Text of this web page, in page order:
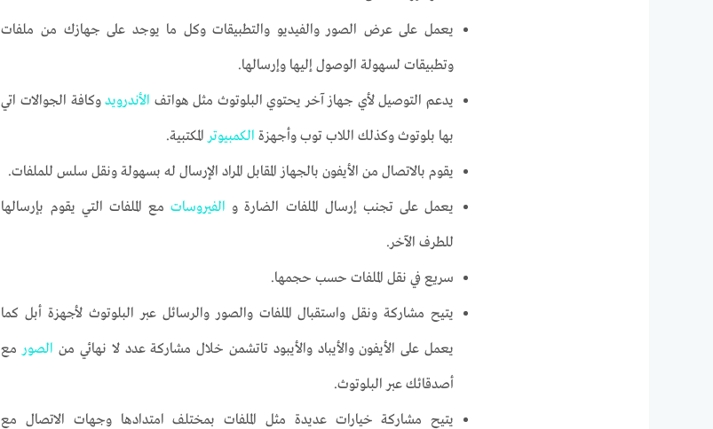
يعمل على عرض الصور والفيديو والتطبيقات وكل ما يوجد على جهازك من ملفات
وتطبيقات لسهولة الوصول إليها وإرسالها.
يدعم التوصيل لأي جهاز آخر يحتوي البلوتوث مثل هواتف الأندرويدوكافة الجوالات اتي
بها بلوتوث وكذلك اللاب توب وأجهزة الكمبيوتر المكتبية.
يقوم بالاتصال من الأيفون بالجهاز المقابل المراد الإرسال له بسهولة ونقل سلس للملفات.
يعمل على تجنب إرسال الملفات الضارة و الفيروساتمع الملفات التي يقوم بإرسالها
للطرف الآخر.
سريع في نقل الملفات حسب حجمها.
يتيح مشاركة ونقل واستقبال الملفات والصور والرسائل عبر البلوتوث لأجهزة أبل كما
يعمل على الأيفون والأيباد والأيبود تاتشمن خلال مشاركة عدد لا نهائي من الصور مع
أصدقائك عبر البلوتوث.
يتيح مشاركة خيارات عديدة مثل الملفات بمختلف امتدادها وجهات الاتصال مع